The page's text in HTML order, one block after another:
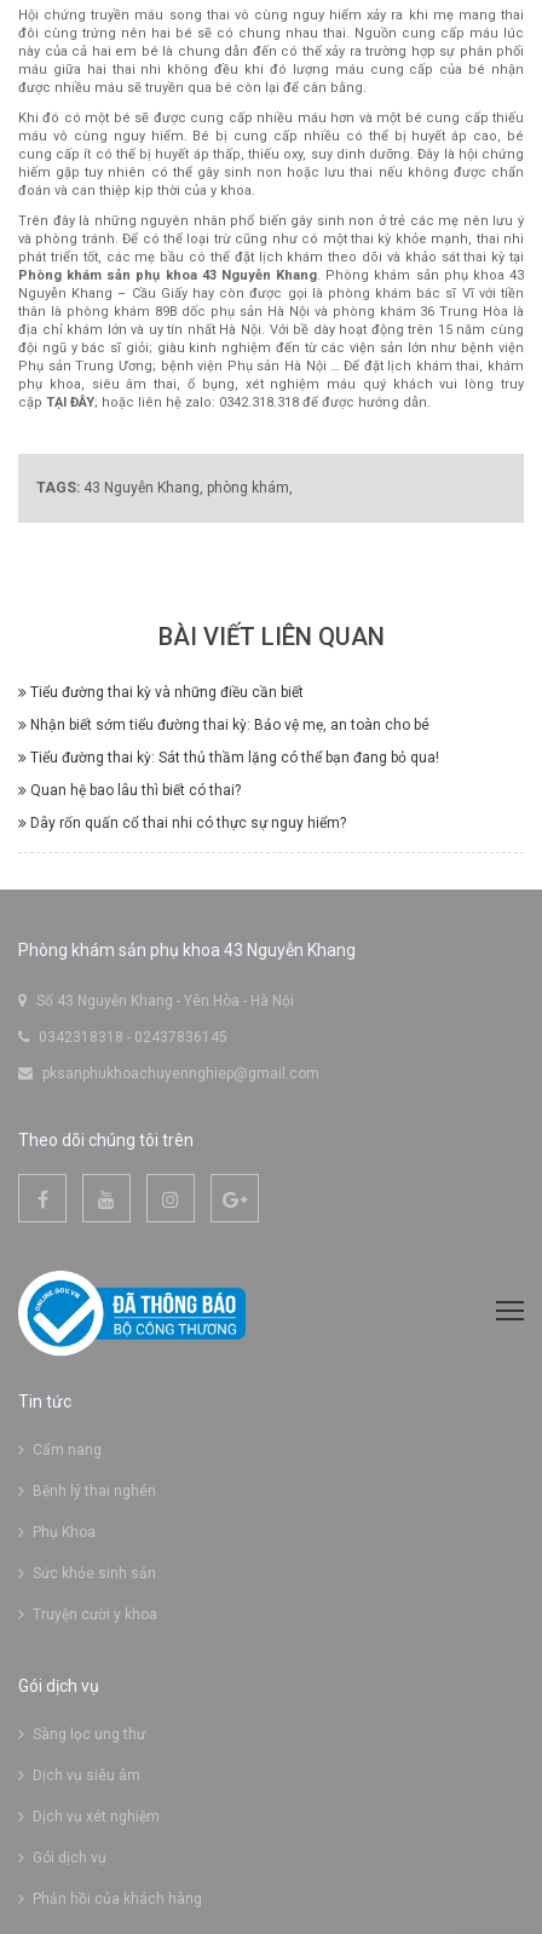
Hội chứng truyền máu song thai vô cùng nguy hiểm xảy ra khi mẹ mang thai
đôi cùng trứng nên hai bé sẽ có chung nhau thai. Nguồn cung cấp máu lúc
này của cả hai em bé là chung dẫn đến có thể xảy ra trường hợp sự phân phối
máu giữa hai thai nhi không đều khi đó lượng máu cung cấp của bé nhận
được nhiều máu sẽ truyền qua bé còn lại để cân bằng.
Khi đó có một bé sẽ được cung cấp nhiều máu hơn và một bé cung cấp thiếu
máu vô cùng nguy hiểm. Bé bị cung cấp nhiều có thể bị huyết áp cao, bé
cung cấp ít có thể bị huyết áp thấp, thiếu oxy, suy dinh dưỡng. Đây là hội chứng
hiếm gặp tuy nhiên có thể gây sinh non hoặc lưu thai nếu không được chẩn
đoán và can thiệp kịp thời của y khoa.
Trên đây là những nguyên nhân phổ biến gây sinh non ở trẻ các mẹ nên lưu ý
và phòng tránh. Để có thể loại trừ cũng như có một thai kỳ khỏe mạnh, thai nhi
phát triển tốt, các mẹ bầu có thể đặt lịch khám theo dõi và khảo sát thai kỳ tại
Phòng khám sản phụ khoa 43 Nguyễn Khang. Phòng khám sản phụ khoa 43
Nguyễn Khang – Cầu Giấy hay còn được gọi là phòng khám bác sĩ Vĩ với tiền
thân là phòng khám 89B dốc phụ sản Hà Nội và phòng khám 36 Trung Hòa là
địa chỉ khám lớn và uy tín nhất Hà Nội. Với bề dày hoạt động trên 15 năm cùng
đội ngũ y bác sĩ giỏi; giàu kinh nghiệm đến từ các viện sản lớn như bệnh viện
Phụ sản Trung Ương; bệnh viện Phụ sản Hà Nội … Để đặt lịch khám thai, khám
phụ khoa, siêu âm thai, ổ bụng, xét nghiệm máu quý khách vui lòng truy
cập TẠI ĐÂY; hoặc liên hệ zalo: 0342.318.318 để được hướng dẫn.
TAGS: 43 Nguyễn Khang, phòng khám,
BÀI VIẾT LIÊN QUAN
Tiểu đường thai kỳ và những điều cần biết
Nhận biết sớm tiểu đường thai kỳ: Bảo vệ mẹ, an toàn cho bé
Tiểu đường thai kỳ: Sát thủ thầm lặng có thể bạn đang bỏ qua!
Quan hệ bao lâu thì biết có thai?
Dây rốn quấn cổ thai nhi có thực sự nguy hiểm?
Phòng khám sản phụ khoa 43 Nguyễn Khang
Số 43 Nguyễn Khang - Yên Hòa - Hà Nội
0342318318 - 02437836145
pksanphukhoachuyennghiep@gmail.com
Theo dõi chúng tôi trên
Tin tức
Cẩm nang
Bệnh lý thai nghén
Phụ Khoa
Sức khỏe sinh sản
Truyện cười y khoa
Gói dịch vụ
Sàng lọc ung thư
Dịch vụ siêu âm
Dịch vụ xét nghiệm
Gói dịch vụ
Phản hồi của khách hàng